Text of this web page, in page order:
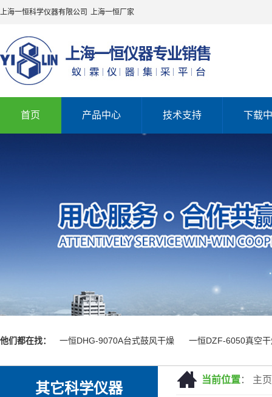
上海一恒科学仪器有限公司 上海一恒厂家
首页 产品中心 技术支持 下载
他们都在找： 一恒DHG-9070A台式鼓风干燥 一恒DZF-6050真空
当前位置： 主页
其它科学仪器